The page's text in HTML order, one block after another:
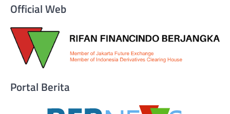
Official Web
Portal Berita